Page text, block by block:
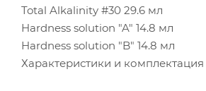
Total Alkalinity #30 29.6 мл
Hardness solution "A" 14.8 мл
Hardness solution "B" 14.8 мл
Характеристики и